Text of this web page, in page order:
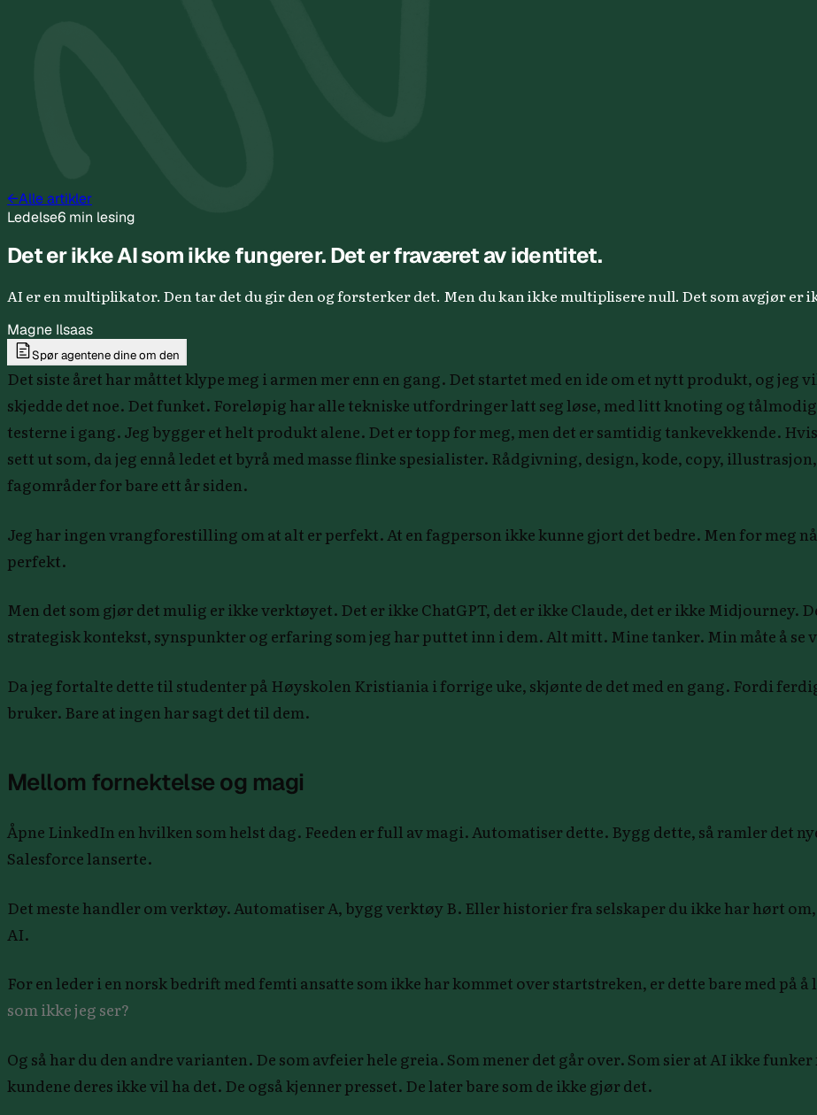
←Alle artikler
Ledelse6 min lesing
Det er ikke AI som ikke fungerer. Det er fraværet av identitet.
AI er en multiplikator. Den tar det du gir den og forsterker det. Men du kan ikke multiplisere null. Det som avgjør er
Magne Ilsaas
Spør agentene dine om den
Det siste året har måttet klype meg i armen mer enn en gang. Det startet med en ide om et nytt produkt, og jeg
skjedde det noe. Det funket. Foreløpig har alle tekniske utfordringer latt seg løse, med litt knoting og
testerne i gang. Jeg bygger et helt produkt alene. Det er topp for meg, men det er samtidig tankevekkende.
sett ut som, da jeg ennå ledet et byrå med masse flinke spesialister. Rådgivning, design, kode, copy,
fagområder for bare ett år siden.
Jeg har ingen vrangforestilling om at alt er perfekt. At en fagperson ikke kunne gjort det bedre. Men for meg
perfekt.
Men det som gjør det mulig er ikke verktøyet. Det er ikke ChatGPT, det er ikke Claude, det er ikke Midjourney.
strategisk kontekst, synspunkter og erfaring som jeg har puttet inn i dem. Alt mitt. Mine tanker. Min måte å se
Da jeg fortalte dette til studenter på Høyskolen Kristiania i forrige uke, skjønte de det med en gang. Fordi
bruker. Bare at ingen har sagt det til dem.
Mellom fornektelse og magi
Åpne LinkedIn en hvilken som helst dag. Feeden er full av magi. Automatiser dette. Bygg dette, så ramler det
Salesforce lanserte.
Det meste handler om verktøy. Automatiser A, bygg verktøy B. Eller historier fra selskaper du ikke har hørt
AI.
For en leder i en norsk bedrift med femti ansatte som ikke har kommet over startstreken, er dette bare med på å
som ikke jeg ser?
Og så har du den andre varianten. De som avfeier hele greia. Som mener det går over. Som sier at AI ikke
kundene deres ikke vil ha det. De også kjenner presset. De later bare som de ikke gjør det.